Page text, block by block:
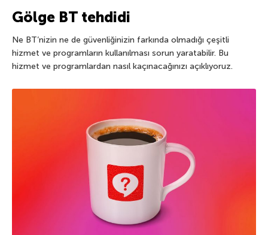
Gölge BT tehdidi
Ne BT’nizin ne de güvenliğinizin farkında olmadığı çeşitli
hizmet ve programların kullanılması sorun yaratabilir. Bu
hizmet ve programlardan nasıl kaçınacağınızı açıklıyoruz.